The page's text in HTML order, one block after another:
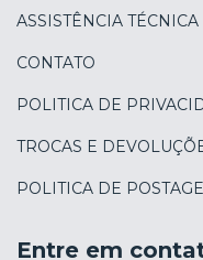
ASSISTÊNCIA TÉCNICA
CONTATO
POLITICA DE
TROCAS E
POLITICA DE
Entre em